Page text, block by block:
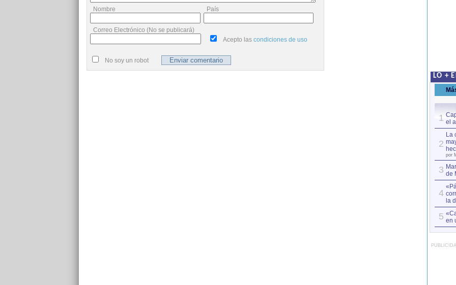
Nombre País
Correo Electrónico (No se publicará)
Acepto las condiciones de uso
No soy un robot
LO +
1 el
2
La
por
3 de
4
la
5 en